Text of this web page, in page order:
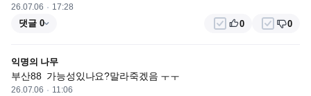
26.07.06 17:28
댓글 0 0 0
익명의 나무
부산88  가능성있나요?말라죽겠음 ㅜㅜ
26.07.06 11:06